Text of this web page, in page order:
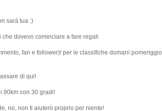
sarà tua :)
che dovevo cominciare a fare regali
fan e follower)! per le classifiche domani pomeriggio
di qui!
90km con 30 gradi!
no, non ti aiuterò proprio per niente!